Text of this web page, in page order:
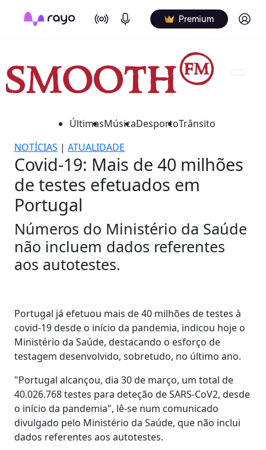
On Air Podcasts Premium Log in
ÚltimasMúsicaDesportoTrânsito
NOTÍCIAS | ATUALIDADE
Covid-19: Mais de 40 milhões
de testes efetuados em
Portugal
Números do Ministério da Saúde
não incluem dados referentes
aos autotestes.
Portugal já efetuou mais de 40 milhões de testes à
covid-19 desde o início da pandemia, indicou hoje o
Ministério da Saúde, destacando o esforço de
testagem desenvolvido, sobretudo, no último ano.
"Portugal alcançou, dia 30 de março, um total de
40.026.768 testes para deteção de SARS-CoV2, desde
o início da pandemia", lê-se num comunicado
divulgado pelo Ministério da Saúde, que não inclui
dados referentes aos autotestes.